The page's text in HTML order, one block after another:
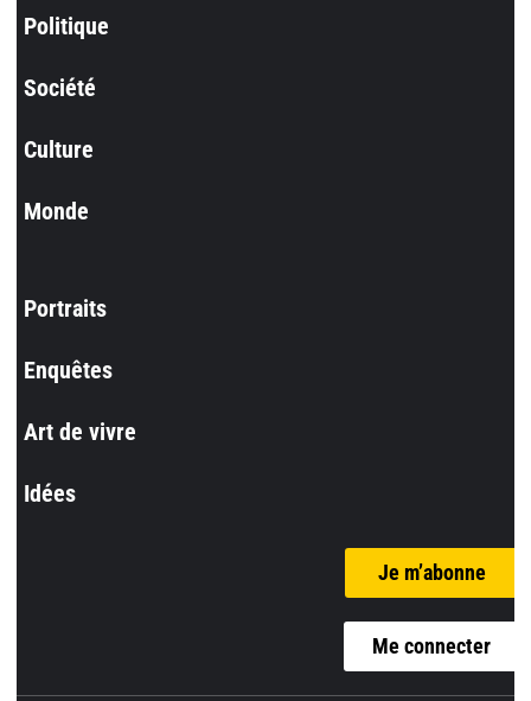
Politique
Société
Culture
Monde
Portraits
Enquêtes
Art de vivre
Idées
Je m’abonne
Me connecter